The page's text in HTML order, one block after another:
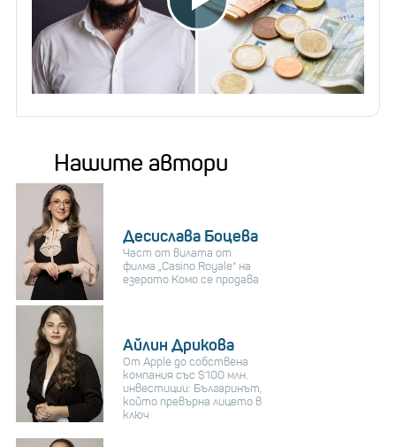
Нашите автори
Десислава Боцева
Част от вилата от
филма „Casino Royale“ на
езерото Комо се продава
Айлин Дрикова
От Apple до собствена
компания със $100 млн.
инвестиции: Българинът,
който превърна лицето в
ключ